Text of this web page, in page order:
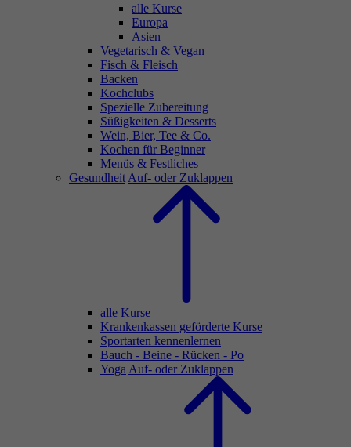
alle Kurse
Europa
Asien
Vegetarisch & Vegan
Fisch & Fleisch
Backen
Kochclubs
Spezielle Zubereitung
Süßigkeiten & Desserts
Wein, Bier, Tee & Co.
Kochen für Beginner
Menüs & Festliches
Gesundheit Auf- oder Zuklappen
alle Kurse
Krankenkassen geförderte Kurse
Sportarten kennenlernen
Bauch - Beine - Rücken - Po
Yoga Auf- oder Zuklappen